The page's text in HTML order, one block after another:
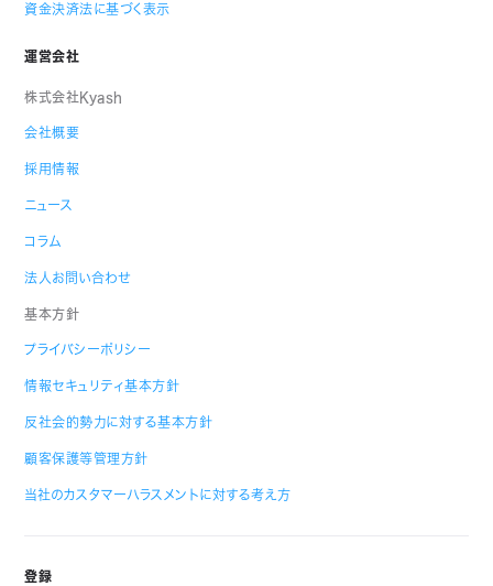
資金決済法に基づく表示
運営会社
株式会社Kyash
会社概要
採用情報
ニュース
コラム
法人お問い合わせ
基本方針
プライバシーポリシー
情報セキュリティ基本方針
反社会的勢力に対する基本方針
顧客保護等管理方針
当社のカスタマーハラスメントに対する考え方
登録